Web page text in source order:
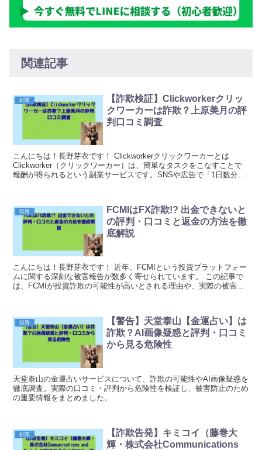
関連記事
副業
【詐欺検証】Clickworkerクリッ
クワーカーは詐欺？上原美月の評
判口コミ調査
こんにちは！長野芽衣です！ Clickworkerクリックワーカーとは
Clickworker（クリックワーカー）は、簡単なタスクをこなすことで
報酬が得られるという副業サービスです。SNSや広告で「1日数分の
投資
FCMIはFX詐欺!? 出金できないと
の評判・口コミと返金の方法を徹
底解説
こんにちは！長野芽衣です！ 近年、FCMIという投資プラットフォー
ムに関する深刻な被害報告が数多く寄せられています。 この記事で
は、FCMIが投資詐欺の可能性が高いとされる理由や、実際の被害者
投資
【警告】天堂泰山【金運占い】は
詐欺？AI画像疑惑と評判・口コミ
から見る危険性
天堂泰山の金運占いサービスについて、詐欺の可能性やAI画像疑惑を
徹底調査。実際の口コミ・評判から危険性を検証し、被害防止のため
の重要情報をまとめました。
副業
【詐欺告発】キミコイ（藤巻大
輝・株式会社Communications